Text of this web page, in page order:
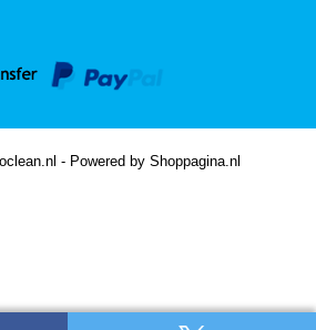
- Powered by Shoppagina.nl